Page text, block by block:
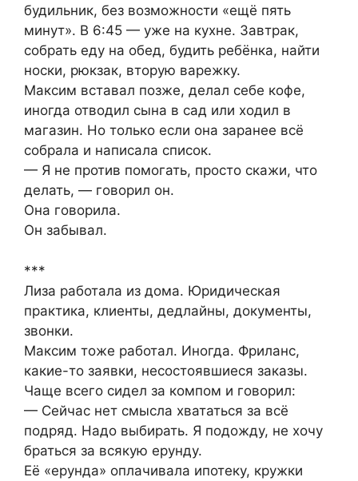
будильник, без возможности «ещё пять
минут». В 6:45 — уже на кухне. Завтрак,
собрать еду на обед, будить ребёнка, найти
носки, рюкзак, вторую варежку.
Максим вставал позже, делал себе кофе,
иногда отводил сына в сад или ходил в
магазин. Но только если она заранее всё
собрала и написала список.
— Я не против помогать, просто скажи, что
делать, — говорил он.
Она говорила.
Он забывал.
***
Лиза работала из дома. Юридическая
практика, клиенты, дедлайны, документы,
звонки.
Максим тоже работал. Иногда. Фриланс,
какие-то заявки, несостоявшиеся заказы.
Чаще всего сидел за компом и говорил:
— Сейчас нет смысла хвататься за всё
подряд. Надо выбирать. Я подожду, не хочу
браться за всякую ерунду.
Её «ерунда» оплачивала ипотеку, кружки